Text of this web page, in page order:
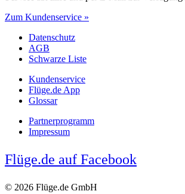
Zum Kundenservice »
Datenschutz
AGB
Schwarze Liste
Kundenservice
Flüge.de App
Glossar
Partnerprogramm
Impressum
Flüge.de auf Facebook
© 2026 Flüge.de GmbH